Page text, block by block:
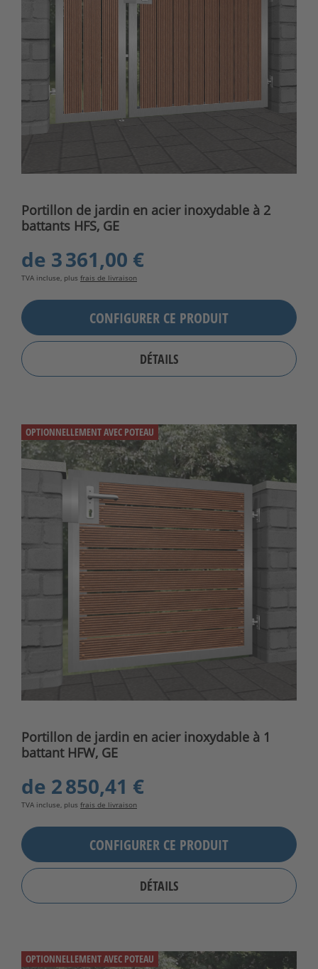
Portillon de jardin en acier inoxydable à 2
battants HFS, GE
de 3 361,00 €
TVA incluse, plus frais de livraison
CONFIGURER CE PRODUIT
DÉTAILS
OPTIONNELLEMENT AVEC POTEAU
Portillon de jardin en acier inoxydable à 1
battant HFW, GE
de 2 850,41 €
TVA incluse, plus frais de livraison
CONFIGURER CE PRODUIT
DÉTAILS
OPTIONNELLEMENT AVEC POTEAU